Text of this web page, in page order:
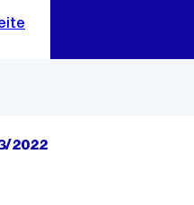
ein2022